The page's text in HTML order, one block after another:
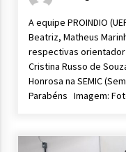
A equipe PROINDIO
Beatriz, Matheus
respectivas
Cristina Russo de
Honrosa na SEMIC
Parabéns Imagem: